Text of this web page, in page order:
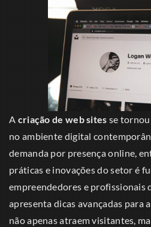
A criação de web sites se
no ambiente digital
demanda por presença online,
práticas e inovações do setor é
empreendedores e profissionais
apresenta dicas avançadas para
não apenas atraem visitantes,